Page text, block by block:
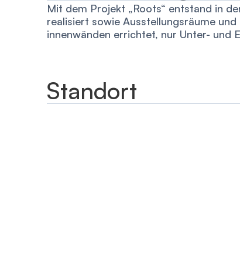
Mit dem Projekt „Roots“ entstand in
realisiert sowie Ausstellungsräume
innenwänden errichtet, nur Unter- und
Standort